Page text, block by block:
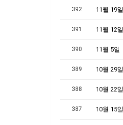
392 11월 19일
391 11월 12일
390 11월 5일
389 10월 29일
388 10월 22일
387 10월 15일